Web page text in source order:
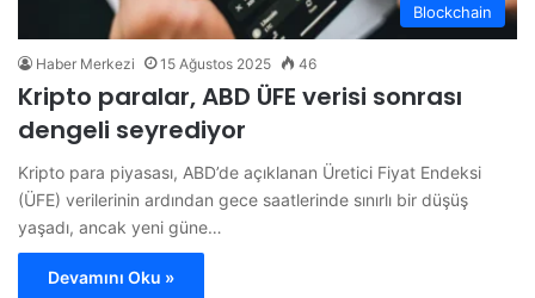
Blockchain
Haber Merkezi 15 Ağustos 2025 46
Kripto paralar, ABD ÜFE verisi sonrası
dengeli seyrediyor
Kripto para piyasası, ABD’de açıklanan Üretici Fiyat Endeksi
(ÜFE) verilerinin ardından gece saatlerinde sınırlı bir düşüş
yaşadı, ancak yeni güne…
Devamını Oku »